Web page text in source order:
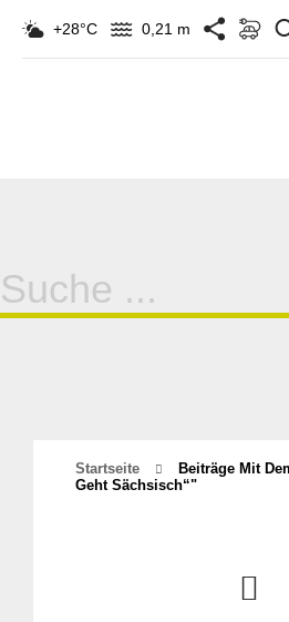
+28°C 0,21 m
Suche
für:
Startseite
Beiträge Mit
Geht Sächsisch“"